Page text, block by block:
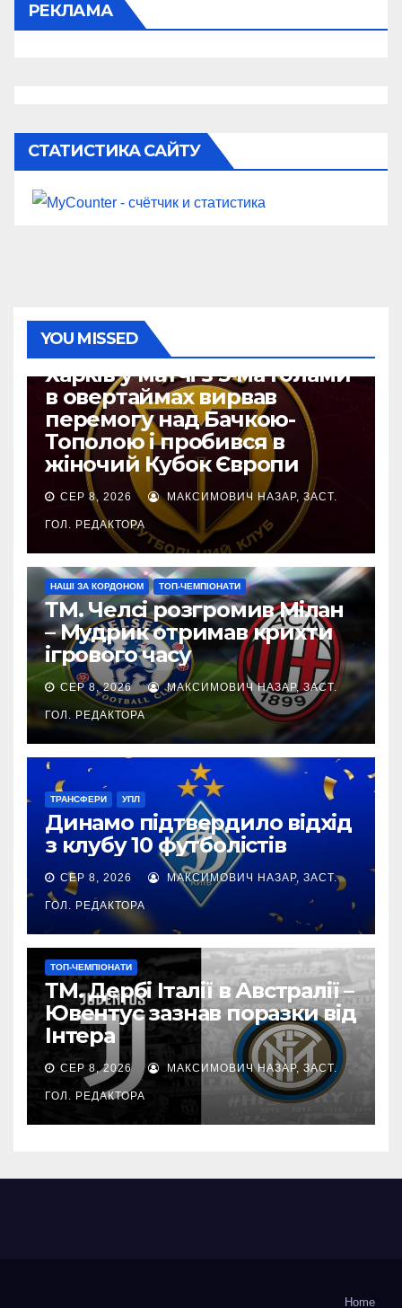
РЕКЛАМА
СТАТИСТИКА САЙТУ
YOU MISSED
Харків у матчі з 5-ма голами
в овертаймах вирвав
перемогу над Бачкою-
Тополою і пробився в
жіночий Кубок Європи
СЕР 8, 2026 МАКСИМОВИЧ НАЗАР, ЗАСТ.
ГОЛ. РЕДАКТОРА
НАШІ ЗА КОРДОНОМ ТОП-ЧЕМПІОНАТИ
ТМ. Челсі розгромив Мілан
– Мудрик отримав крихти
ігрового часу
СЕР 8, 2026 МАКСИМОВИЧ НАЗАР, ЗАСТ.
ГОЛ. РЕДАКТОРА
ТРАНСФЕРИ УПЛ
Динамо підтвердило відхід
з клубу 10 футболістів
СЕР 8, 2026 МАКСИМОВИЧ НАЗАР, ЗАСТ.
ГОЛ. РЕДАКТОРА
ТОП-ЧЕМПІОНАТИ
ТМ. Дербі Італії в Австралії –
Ювентус зазнав поразки від
Інтера
СЕР 8, 2026 МАКСИМОВИЧ НАЗАР, ЗАСТ.
ГОЛ. РЕДАКТОРА
Home